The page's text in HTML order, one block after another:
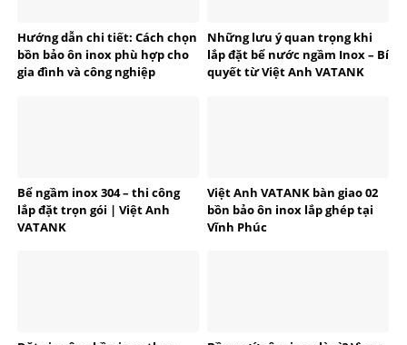
Hướng dẫn chi tiết: Cách chọn
bồn bảo ôn inox phù hợp cho
gia đình và công nghiệp
Những lưu ý quan trọng khi
lắp đặt bể nước ngầm Inox – Bí
quyết từ Việt Anh VATANK
Bể ngầm inox 304 – thi công
lắp đặt trọn gói | Việt Anh
VATANK
Việt Anh VATANK bàn giao 02
bồn bảo ôn inox lắp ghép tại
Vĩnh Phúc